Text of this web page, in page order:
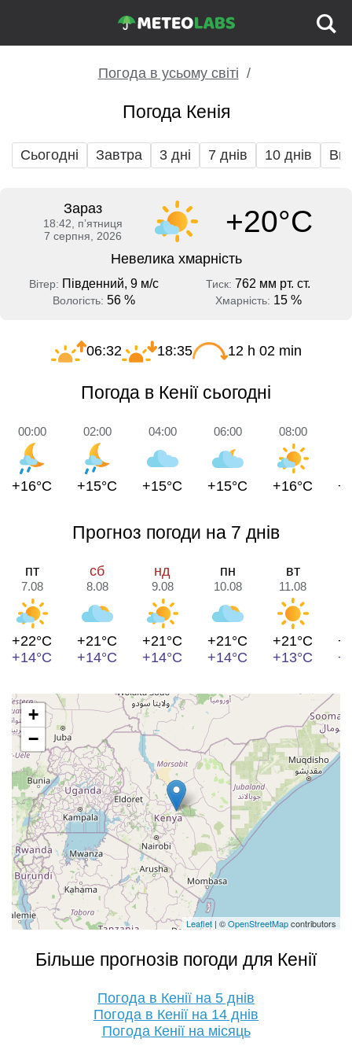
Погода в усьому світі
Погода Кенія
Сьогодні Завтра 3 дні 7 днів 10 днів
Зараз
18:42, пʼятниця
7 серпня, 2026
+20°C
Невелика хмарність
Вітер: Південний, 9 м/с Тиск: 762 мм рт. ст.
Вологість: 56 % Хмарність: 15 %
06:32 18:35 12 h 02 min
Погода в Кенії сьогодні
00:00
+16°C
02:00
+15°C
04:00
+15°C
06:00
+15°C
08:00
+16°C
Прогноз погоди на 7 днів
пт
7.08
+22°C
+14°C
сб
8.08
+21°C
+14°C
нд
9.08
+21°C
+14°C
пн
10.08
+21°C
+14°C
вт
11.08
+21°C
+13°C
+
−
Leaflet | ©OpenStreetMapcontributors
Більше прогнозів погоди для Кенії
Погода в Кенії на 5 днів
Погода в Кенії на 14 днів
Погода Кенії на місяць